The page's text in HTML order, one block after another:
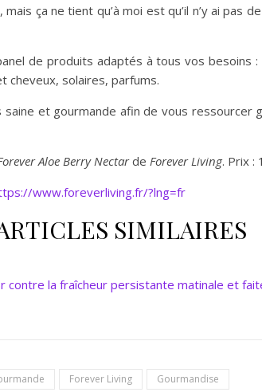
ça ne tient qu’à moi est qu’il n’y ai pas
de produits adaptés à tous vos besoins
cheveux, solaires, parfums.
saine et gourmande afin de vous ressourcer
Aloe Berry Nectarde Forever Living. Prix :
www.foreverliving.fr/?lng=fr
SIMILAIRES
la fraîcheur persistante matinale et
Forever Living Gourmandise